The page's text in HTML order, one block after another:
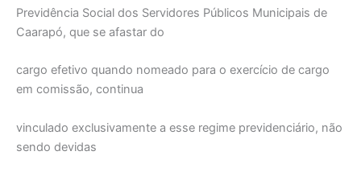
Previdência Social dos Servidores Públicos Municipais de
Caarapó, que se afastar do
cargo efetivo quando nomeado para o exercício de cargo
em comissão, continua
vinculado exclusivamente a esse regime previdenciário, não
sendo devidas